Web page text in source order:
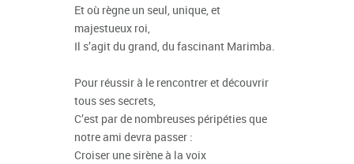
Et où règne un seul, unique, et
majestueux roi,
Il s’agit du grand, du fascinant Marimba.
Pour réussir à le rencontrer et découvrir
tous ses secrets,
C’est par de nombreuses péripéties que
notre ami devra passer :
Croiser une sirène à la voix